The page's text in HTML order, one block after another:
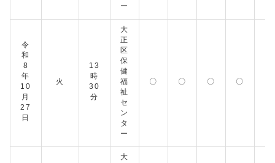
ー
令
和
8
年
10
月
27
日
火
13
時
30
分
大
正
区
保
健
福
祉
セ
ン
タ
ー
〇 〇 〇 〇
大